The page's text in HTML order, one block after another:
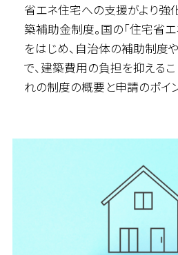
省エネ住宅への支援がより強
築補助金制度。国の「住宅省エ
をはじめ、自治体の補助制度
で、建築費用の負担を抑える
れの制度の概要と申請のポイ